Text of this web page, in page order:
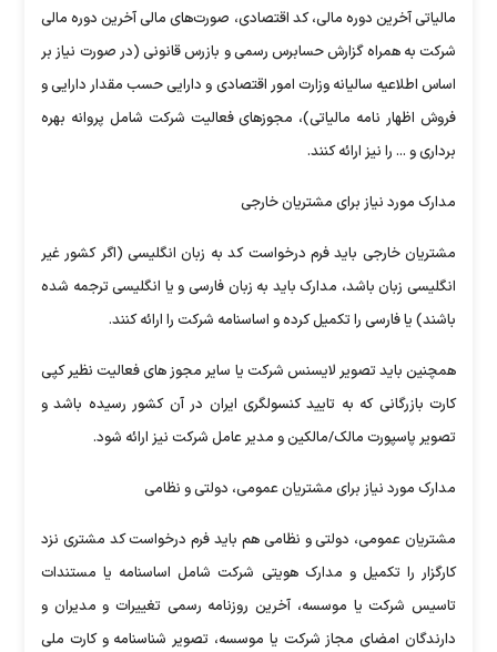
مالیاتی آخرین دوره مالی، کد اقتصادی، صورت‌های مالی آخرین دوره مالی
شرکت به همراه گزارش حسابرس رسمی و بازرس قانونی (در صورت نیاز بر
اساس اطلاعیه سالیانه وزارت امور اقتصادی و دارایی حسب مقدار دارایی و
فروش اظهار نامه مالیاتی)، مجوزهای فعالیت شرکت شامل پروانه بهره
برداری و ... را نیز ارائه کنند.
مدارک مورد نیاز برای مشتریان خارجی
مشتریان خارجی باید فرم درخواست کد به زبان انگلیسی (اگر کشور غیر
انگلیسی زبان باشد، مدارک باید به زبان فارسی و یا انگلیسی ترجمه شده
باشند) یا فارسی را تکمیل کرده و اساسنامه شرکت را ارائه کنند.
همچنین باید تصویر لایسنس شرکت یا سایر مجوز های فعالیت نظیر کپی
کارت بازرگانی که به تایید کنسولگری ایران در آن کشور رسیده باشد و
تصویر پاسپورت مالک/مالکین و مدیر عامل شرکت نیز ارائه شود.
مدارک مورد نیاز برای مشتریان عمومی، دولتی و نظامی
مشتریان عمومی، دولتی و نظامی هم باید فرم درخواست کد مشتری نزد
کارگزار را تکمیل و مدارک هویتی شرکت شامل اساسنامه یا مستندات
تاسیس شرکت یا موسسه، آخرین روزنامه رسمی تغییرات و مدیران و
دارندگان امضای مجاز شرکت یا موسسه، تصویر شناسنامه و کارت ملی